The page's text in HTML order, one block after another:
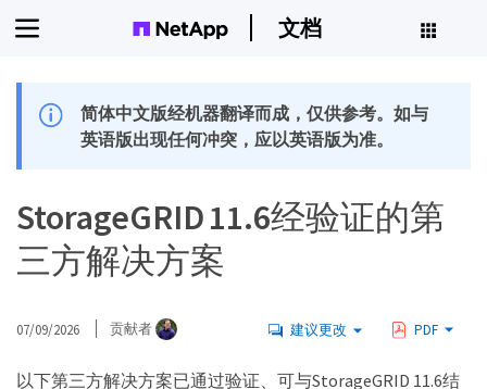
文档
简体中文版经机器翻译而成，仅供参考。如与
英语版出现任何冲突，应以英语版为准。
StorageGRID 11.6经验证的第
三方解决方案
07/09/2026 贡献者 建议更改 PDF
以下第三方解决方案已通过验证、可与StorageGRID 11.6结